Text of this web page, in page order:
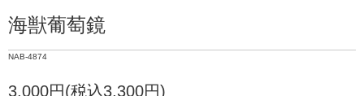
海獣葡萄鏡
NAB-4874
3,000円(税込3,300円)